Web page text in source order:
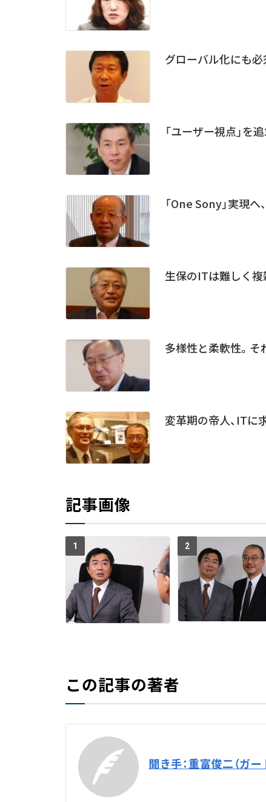
グローバル化にも必
「ユーザー視点」
「One Sony」実現
生保のITは難しく
多様性と柔軟性。
変革期の帝人、ITに
記事画像
1 2
この記事の著者
聞き手：重富俊二（ガ